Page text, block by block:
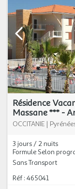
Résidence
Massane *** -
OCCITANIE |
3 jours / 2 nuits
Formule Selon
Sans Transport
Réf : 465041